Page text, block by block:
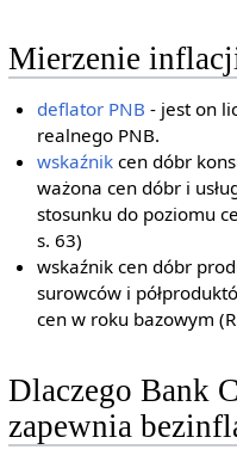
Mierzenie
deflator PNB - jest on
realnego PNB.
wskaźnik cen dóbr
ważona cen dóbr i
stosunku do poziomu
s. 63)
wskaźnik cen dóbr
surowców i
cen w roku bazowym
Dlaczego Bank
zapewnia